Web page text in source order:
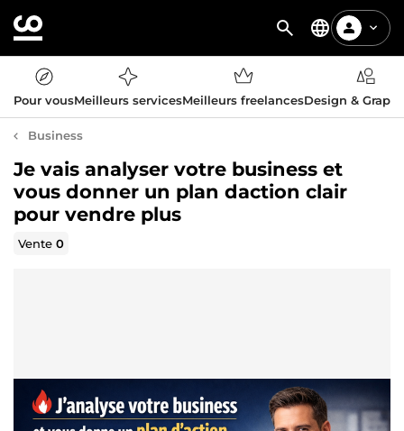
Pour vousMeilleurs servicesMeilleurs freelancesDesign &
Business
Je vais analyser votre business et
vous donner un plan daction clair
pour vendre plus
Vente0